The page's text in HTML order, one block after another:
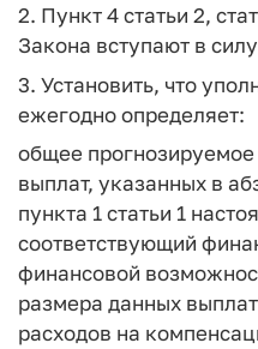
2. Пункт 4 статьи 2,
Закона вступают в
3. Установить, что
ежегодно определяет:
общее
выплат, указанных в
пункта 1 статьи 1
соответствующий
финансовой
размера данных
расходов на